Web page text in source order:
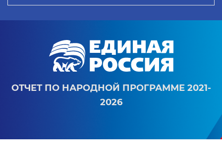
ОТЧЕТ ПО НАРОДНОЙ ПРОГРАММЕ 2021-
2026